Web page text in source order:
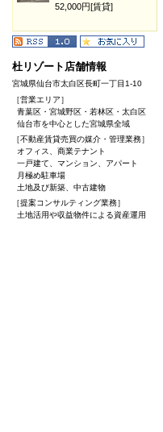
52,000円[賃貸]
杜リゾート店舗情報
宮城県仙台市太白区長町一丁目1-10
［営業エリア］
青葉区・宮城野区・若林区・太白区
仙台市を中心とした宮城県全域
［不動産賃貸売買の媒介・管理業務］
オフィス、商業テナント
一戸建て、マンション、アパート
月極め駐車場
土地及び新築、中古建物
［提案コンサルティング業務］
土地活用や収益物件による資産運用